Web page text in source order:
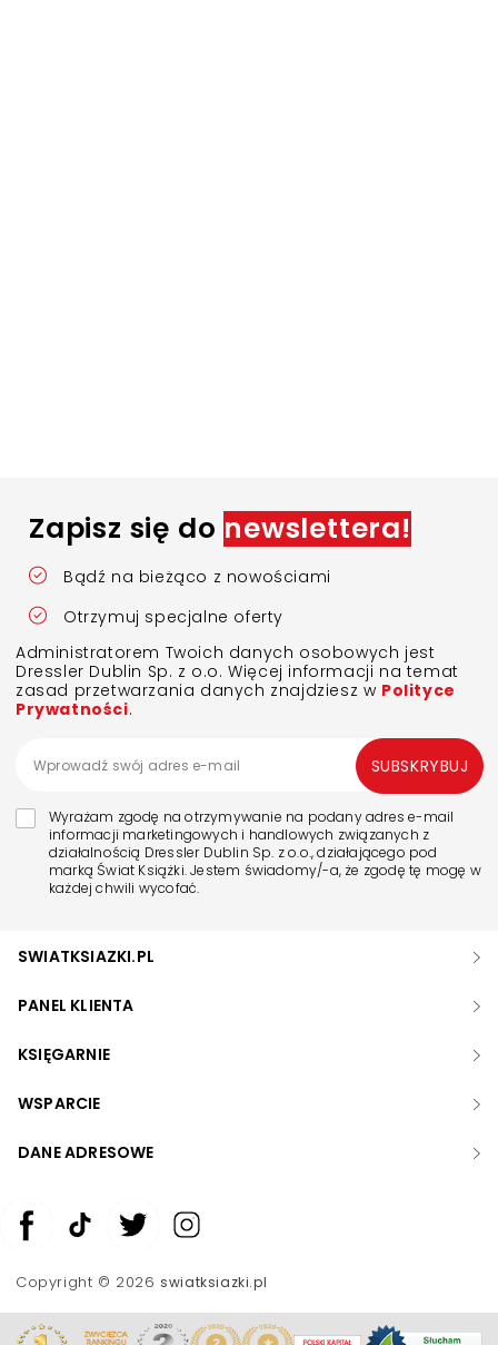
Zapisz się do newslettera!
Bądź na bieżąco z nowościami
Otrzymuj specjalne oferty
Administratorem Twoich danych osobowych jest
Dressler Dublin Sp. z o.o. Więcej informacji na temat
zasad przetwarzania danych znajdziesz w Polityce
Prywatności.
Wyrażam zgodę na otrzymywanie na podany adres e-mail
informacji marketingowych i handlowych związanych z
działalnością Dressler Dublin Sp. z o.o., działającego pod
marką Świat Książki. Jestem świadomy/-a, że zgodę tę mogę w
każdej chwili wycofać.
SUBSKRYBUJ
SWIATKSIAZKI.PL
PANEL KLIENTA
KSIĘGARNIE
WSPARCIE
DANE ADRESOWE
Copyright © 2026swiatksiazki.pl
Zwiększ rozmiar czcionki